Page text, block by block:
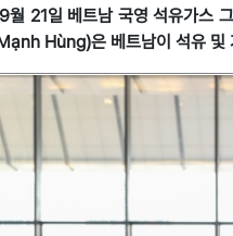
21일 베트남 국영 석유가스
Hùng)은 베트남이 석유 및